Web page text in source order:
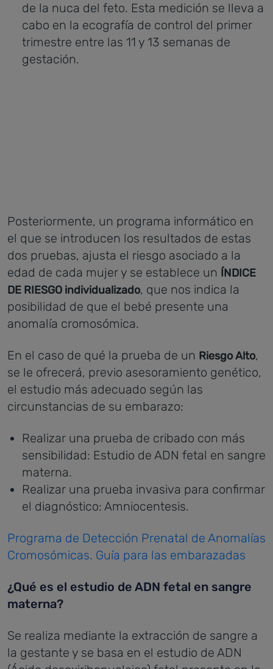
de la nuca del feto. Esta medición se lleva a
cabo en la ecografía de control del primer
trimestre entre las 11 y 13 semanas de
gestación.
Posteriormente, un programa informático en
el que se introducen los resultados de estas
dos pruebas, ajusta el riesgo asociado a la
edad de cada mujer y se establece un ÍNDICE
DE RIESGO individualizado, que nos indica la
posibilidad de que el bebé presente una
anomalía cromosómica.
En el caso de qué la prueba de un Riesgo Alto,
se le ofrecerá, previo asesoramiento genético,
el estudio más adecuado según las
circunstancias de su embarazo:
Realizar una prueba de cribado con más
sensibilidad: Estudio de ADN fetal en sangre
materna.
Realizar una prueba invasiva para confirmar
el diagnóstico: Amniocentesis.
Programa de Detección Prenatal de Anomalías
Cromosómicas. Guía para las embarazadas
¿Qué es el estudio de ADN fetal en sangre
materna?
Se realiza mediante la extracción de sangre a
la gestante y se basa en el estudio de ADN